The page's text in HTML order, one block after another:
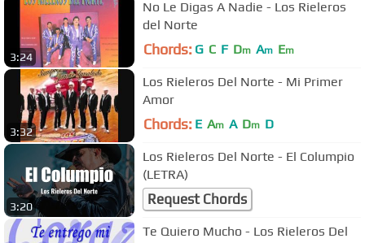
3:24
No Le Digas A Nadie - Los Rieleros
del Norte
Chords: G C F Dm Am Em
3:32
Los Rieleros Del Norte - Mi Primer
Amor
Chords: E Am A Dm D
3:20
Los Rieleros Del Norte - El Columpio
(LETRA)
Request Chords
Te Quiero Mucho - Los Rieleros Del